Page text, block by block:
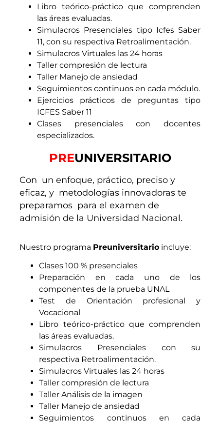
Libro teórico-práctico que comprenden
las áreas evaluadas.
Simulacros Presenciales tipo Icfes Saber
11, con su respectiva Retroalimentación.
Simulacros Virtuales las 24 horas
Taller compresión de lectura
Taller Manejo de ansiedad
Seguimientos continuos en cada módulo.
Ejercicios prácticos de preguntas tipo
ICFES Saber 11
Clases presenciales con docentes
especializados.
PREUNIVERSITARIO
Con un enfoque, práctico, preciso y
eficaz, y metodologías innovadoras te
preparamos para el examen de
admisión de la Universidad Nacional.
Nuestro programa Preuniversitario incluye:
Clases 100 % presenciales
Preparación en cada uno de los
componentes de la prueba UNAL
Test de Orientación profesional y
Vocacional
Libro teórico-práctico que comprenden
las áreas evaluadas.
Simulacros Presenciales con su
respectiva Retroalimentación.
Simulacros Virtuales las 24 horas
Taller compresión de lectura
Taller Análisis de la imagen
Taller Manejo de ansiedad
Seguimientos continuos en cada